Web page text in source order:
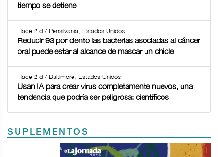
tiempo se detiene
Hace 2 d / Pensilvania, Estados Unidos
Reducir 93 por ciento las bacterias asociadas al cáncer
oral puede estar al alcance de mascar un chicle
Hace 2 d / Baltimore, Estados Unidos
Usan IA para crear virus completamente nuevos, una
tendencia que podría ser peligrosa: científicos
SUPLEMENTOS